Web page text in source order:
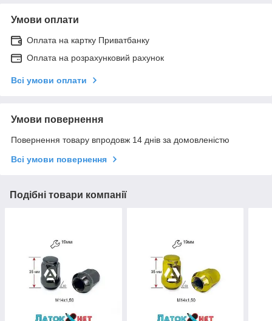
Умови оплати
Оплата на картку Приватбанку
Оплата на розрахунковий рахунок
Всі умови оплати
Умови повернення
Повернення товару впродовж 14 днів за домовленістю
Всі умови повернення
Подібні товари компанії